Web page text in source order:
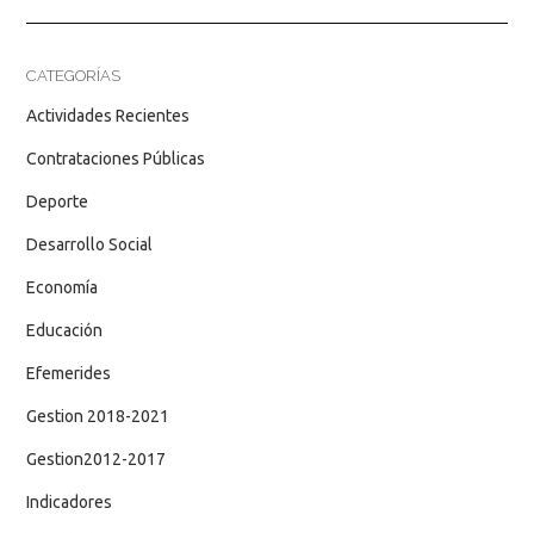
CATEGORÍAS
Actividades Recientes
Contrataciones Públicas
Deporte
Desarrollo Social
Economía
Educación
Efemerides
Gestion 2018-2021
Gestion2012-2017
Indicadores